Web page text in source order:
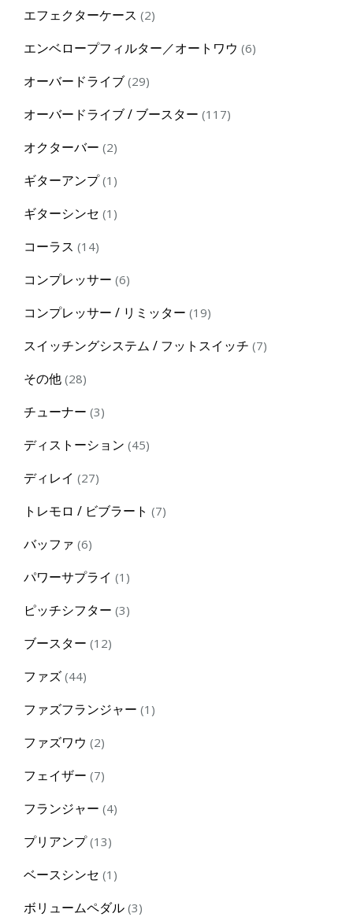
エフェクターケース 22
エンベロープフィルター／オートワウ 66
オーバードライブ 2929
オーバードライブ / ブースター 117117
オクターバー 22
ギターアンプ 1 1
ギターシンセ 1 1
コーラス 1414
コンプレッサー 66
コンプレッサー / リミッター 1919
スイッチングシステム / フットスイッチ 77
その他 2828
チューナー 33
ディストーション 4545
ディレイ 2727
トレモロ / ビブラート 77
バッファ 66
パワーサプライ 1 1
ピッチシフター 33
ブースター 1212
ファズ 4444
ファズフランジャー 1 1
ファズワウ 22
フェイザー 77
フランジャー 44
プリアンプ 1313
ベースシンセ 1 1
ボリュームペダル 33